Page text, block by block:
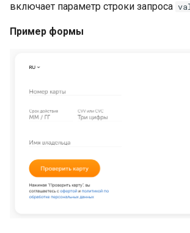
включает параметр строки запроса
Пример формы